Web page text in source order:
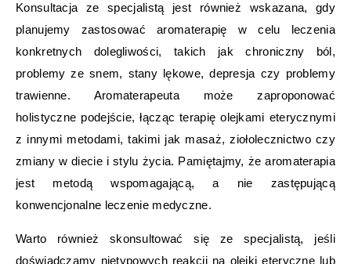
Konsultacja ze specjalistą jest również wskazana, gdy
planujemy zastosować aromaterapię w celu leczenia
konkretnych dolegliwości, takich jak chroniczny ból,
problemy ze snem, stany lękowe, depresja czy problemy
trawienne. Aromaterapeuta może zaproponować
holistyczne podejście, łącząc terapię olejkami eterycznymi
z innymi metodami, takimi jak masaż, ziołolecznictwo czy
zmiany w diecie i stylu życia. Pamiętajmy, że aromaterapia
jest metodą wspomagającą, a nie zastępującą
konwencjonalne leczenie medyczne.
Warto również skonsultować się ze specjalistą, jeśli
doświadczamy nietypowych reakcji na olejki eteryczne lub